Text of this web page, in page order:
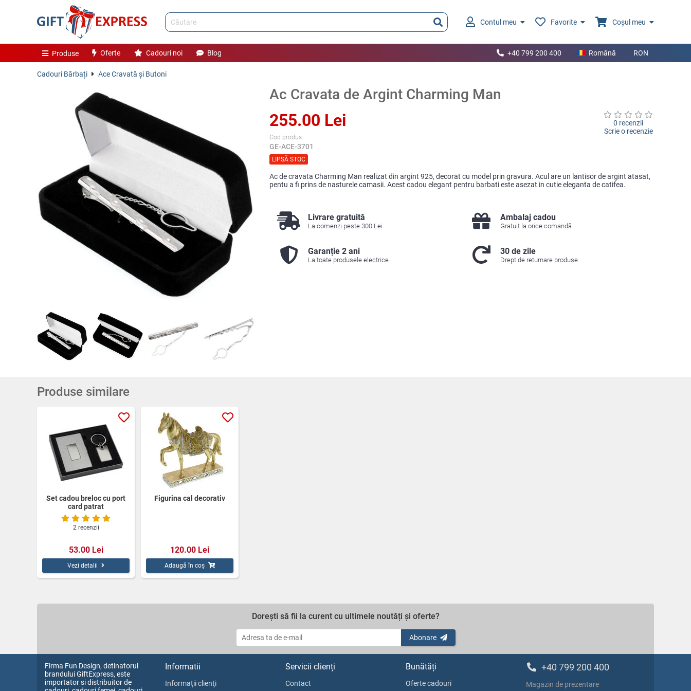
Contul meu Favorite Coșul meu
Produse Oferte Cadouri noi Blog +40 799 200 400 Română RON
Cadouri Bărbați Ace Cravată și Butoni
Ac Cravata de Argint Charming Man
255.00 Lei
Cod produs
GE-ACE-3701
LIPSĂ STOC
0 recenzii
Scrie o recenzie
Ac de cravata Charming Man realizat din argint 925, decorat cu model prin gravura. Acul are un lantisor de argint atasat,
pentu a fi prins de nasturele camasii. Acest cadou elegant pentru barbati este asezat in cutie eleganta de catifea.
Livrare gratuită
La comenzi peste 300 Lei
Ambalaj cadou
Gratuit la orice comandă
Garanție 2 ani
La toate produsele electrice
30 de zile
Drept de returnare produse
Produse similare
Set cadou breloc cu port
card patrat
2 recenzii
53.00 Lei
Vezi detalii
Figurina cal decorativ
120.00 Lei
Adaugă în coș
Dorești să fii la curent cu ultimele noutăți și oferte?
Abonare
Firma Fun Design, detinatorul
brandului GiftExpress, este
importator si distribuitor de
Informatii
Informaţii clienţi
Servicii clienți
Contact
Bunătăți
Oferte cadouri
+40 799 200 400
Magazin de prezentare